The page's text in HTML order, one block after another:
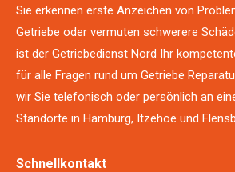
Sie erkennen erste Anzeichen von
Getriebe oder vermuten schwerere
ist der Getriebedienst Nord Ihr
für alle Fragen rund um Getriebe
wir Sie telefonisch oder persönlich an
Standorte in Hamburg, Itzehoe und
Schnellkontakt